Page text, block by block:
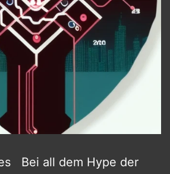
Bei all dem Hype der